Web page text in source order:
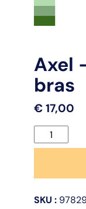
Axel
bras
€ 17,00
quantité
de
bras
SKU :